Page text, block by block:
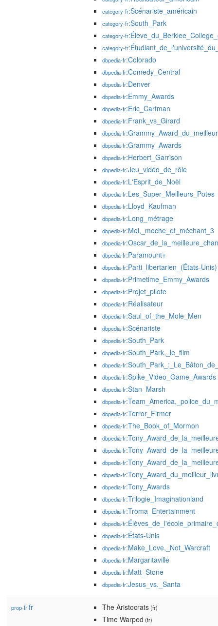
category-fr:Scénariste_américain
category-fr:South_Park
category-fr
category-fr
dbpedia-fr:Colorado
dbpedia-fr:Comedy_Central
dbpedia-fr:Denver
dbpedia-fr:Emmy_Awards
dbpedia-fr:Eric_Cartman
dbpedia-fr:Frank_vs_Girard
dbpedia-fr
dbpedia-fr:Grammy_Awards
dbpedia-fr:Herbert_Garrison
dbpedia-fr:Jeu_vidéo_de_rôle
dbpedia-fr:L'Esprit_de_Noël
dbpedia-fr:Les_Super_Meilleurs_Potes
dbpedia-fr:Lloyd_Kaufman
dbpedia-fr:Long_métrage
dbpedia-fr:Moi,_moche_et_méchant_3
dbpedia-fr
dbpedia-fr:Paramount+
dbpedia-fr:Parti_libertarien_(États-Unis)
dbpedia-fr:Primetime_Emmy_Awards
dbpedia-fr:Projet_pilote
dbpedia-fr:Réalisateur
dbpedia-fr:Saul_of_the_Mole_Men
dbpedia-fr:Scénariste
dbpedia-fr:South_Park
dbpedia-fr:South_Park,_le_film
dbpedia-fr
dbpedia-fr:Spike_Video_Game_Awards
dbpedia-fr:Stan_Marsh
dbpedia-fr
dbpedia-fr:Terror_Firmer
dbpedia-fr:The_Book_of_Mormon
dbpedia-fr
dbpedia-fr
dbpedia-fr
dbpedia-fr
dbpedia-fr:Tony_Awards
dbpedia-fr:Trilogie_Imaginationland
dbpedia-fr:Troma_Entertainment
dbpedia-fr
dbpedia-fr:États-Unis
dbpedia-fr:Make_Love,_Not_Warcraft
dbpedia-fr:Margaritaville
dbpedia-fr:Matt_Stone
dbpedia-fr:Jesus_vs._Santa
prop-fr:fr The Aristocrats(fr)
Time Warped (fr)